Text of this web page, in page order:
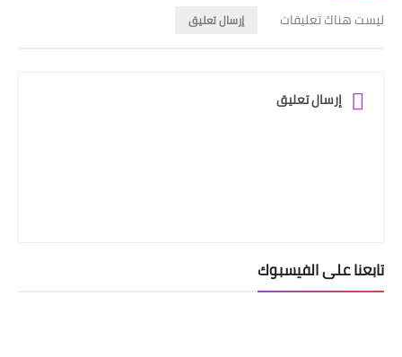
ليست هناك تعليقات إرسال تعليق
إرسال تعليق
تابعنا على الفيسبوك